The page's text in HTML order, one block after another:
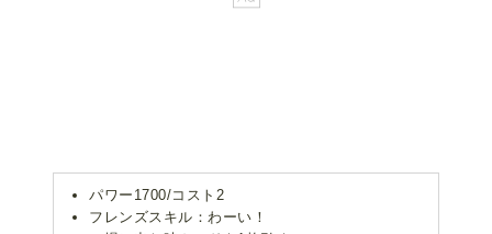
パワー1700/コスト2
フレンズスキル：わーい！